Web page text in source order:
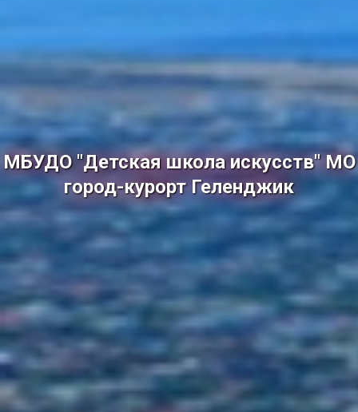
МБУДО "Детская школа искусств" МО
город-курорт Геленджик